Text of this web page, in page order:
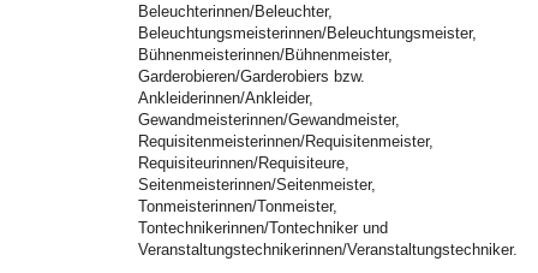
Beleuchterinnen/Beleuchter,
Beleuchtungsmeisterinnen/Beleuchtungsmeister,
Bühnenmeisterinnen/Bühnenmeister,
Garderobieren/Garderobiers bzw.
Ankleiderinnen/Ankleider,
Gewandmeisterinnen/Gewandmeister,
Requisitenmeisterinnen/Requisitenmeister,
Requisiteurinnen/Requisiteure,
Seitenmeisterinnen/Seitenmeister,
Tonmeisterinnen/Tonmeister,
Tontechnikerinnen/Tontechniker und
Veranstaltungstechnikerinnen/Veranstaltungstechniker.